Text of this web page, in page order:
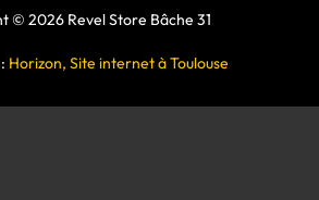
© 2026 Revel Store Bâche 31
Horizon, Site internet à Toulouse